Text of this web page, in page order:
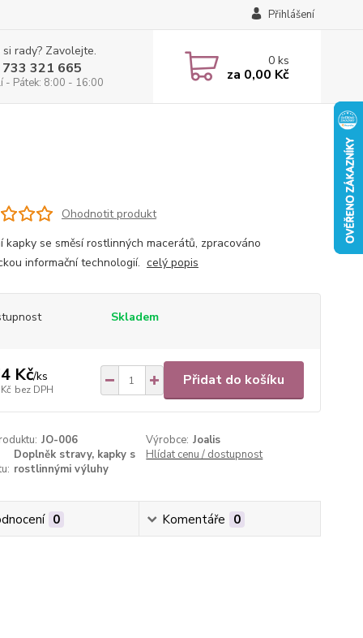
Přihlášení
rady? Zavolejte.
321 665
- Pátek: 8:00 - 16:00
0ks
za 0,00 Kč
Ohodnotit produkt
kapky se směsí rostlinných macerátů, zpracováno
informační technologií. celý popis
Skladem
Kč/ks
bez DPH
Přidat do košíku
JO-006 Výrobce: Joalis
Doplněk stravy, kapky s
rostlinnými výluhy
Hlídat cenu / dostupnost
0 Komentáře 0